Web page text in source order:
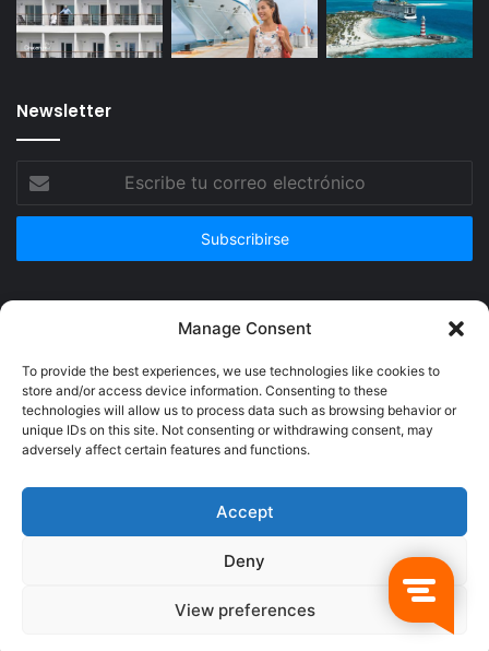
Manage Consent
To provide the best experiences, we use technologies like cookies to
store and/or access device information. Consenting to these
technologies will allow us to process data such as browsing behavior or
unique IDs on this site. Not consenting or withdrawing consent, may
adversely affect certain features and functions.
Accept
Deny
View preferences
Newsletter
correo
© Copyright 2026, Todos los derechos reservados @Crucerum |
Facebook
TwitterYouTubeInstagram